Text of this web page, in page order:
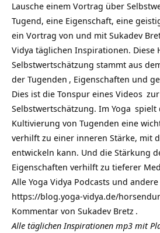
Lausche einem Vortrag über
Tugend, eine Eigenschaft, eine
ein Vortrag von und mit Sukadev
Vidya täglichen Inspirationen. Diese
Selbstwertschätzung stammt aus
der Tugenden , Eigenschaften und
Dies ist die Tonspur eines Videos
Selbstwertschätzung. Im Yoga spielt
Kultivierung von Tugenden eine
verhilft zu einer inneren Stärke, mit
entwickeln kann. Und die Stärkung
Eigenschaften verhilft zu tieferer
Alle Yoga Vidya Podcasts und
https://blog.yoga-vidya.de/
Kommentar von Sukadev Bretz .
Alle täglichen Inspirationen mp3 mit